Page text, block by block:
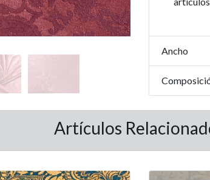
Ancho
Artículos